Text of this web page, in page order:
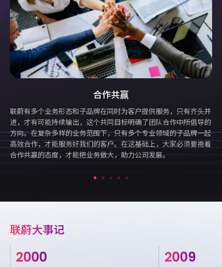
创新开拓
我们所处数字化变革的行业，只有不断从产品创新到技术创新、组
织创新，才能持续推动企业发展，在行业中处于领导地位。我们提
倡：精益求精、创造新的领域，将做过的事情做得更好一些。
联蔚大事记
2000 2009